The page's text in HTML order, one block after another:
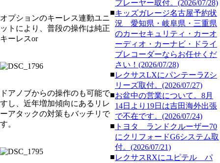
オプションのキーレス連動ユニ
ットにより、普段の操作は純正
キーレスor
ドアノブからの操作のも可能で
すし、近年増加傾向にあるリレ
ーアタックの対策もバッチリで
す。
プレーヤー取付。(2026/07/28)
■キッズガレージ名古屋予約状
況 愛知県・岐阜県・三重県
のカーセキュリティ・カーオ
ーディオ・カーナビ・ドライ
ブレコーダーならお任せくだ
さい！(2026/07/28)
■レクサスLXにパンテーラZシ
リーズ取付。(2026/07/27)
■お盆中の営業について。8月
14日より19日は吉田海外出張
で不在です。(2026/07/24)
■ トヨタ ランドクルーザー70
にクリフォードG6システム取
付。(2026/07/21)
■レクサスRXにユピテル パ